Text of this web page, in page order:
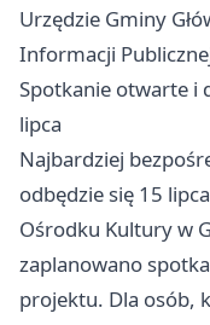
Urzędzie Gminy
Informacji
Spotkanie otwarte i
lipca
Najbardziej
odbędzie się 15
Ośrodku Kultury w
zaplanowano
projektu. Dla osób,